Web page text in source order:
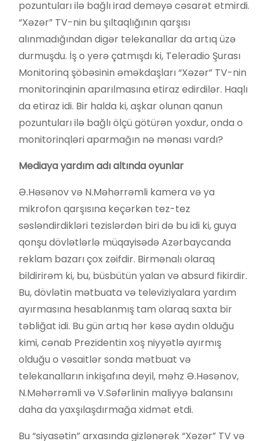
pozuntuları ilə bağlı irad deməyə cəsarət etmirdi.
“Xəzər” TV-nin bu şıltaqlığının qarşısı
alınmadığından digər telekanallar da artıq üzə
durmuşdu. İş o yerə çatmışdı ki, Teleradio Şurası
Monitorinq şöbəsinin əməkdaşları “Xəzər” TV-nin
monitorinqinin aparılmasına etiraz edirdilər. Haqlı
da etiraz idi. Bir halda ki, aşkar olunan qanun
pozuntuları ilə bağlı ölçü götürən yoxdur, onda o
monitorinqləri aparmağın nə mənası vardı?
Mediaya yardım adı altında oyunlar
Ə.Həsənov və N.Məhərrəmli kamera və ya
mikrofon qarşısına keçərkən tez-tez
səsləndirdikləri tezislərdən biri də bu idi ki, guya
qonşu dövlətlərlə müqayisədə Azərbaycanda
reklam bazarı çox zəifdir. Birmənalı olaraq
bildirirəm ki, bu, büsbütün yalan və absurd fikirdir.
Bu, dövlətin mətbuata və televiziyalara yardım
ayırmasına hesablanmış tam olaraq saxta bir
təbliğat idi. Bu gün artıq hər kəsə aydın olduğu
kimi, cənab Prezidentin xoş niyyətlə ayırmış
olduğu o vəsaitlər sonda mətbuat və
telekanalların inkişafına deyil, məhz Ə.Həsənov,
N.Məhərrəmli və V.Səfərlinin maliyyə balansını
daha da yaxşılaşdırmağa xidmət etdi.
Bu “siyasətin” arxasında gizlənərək “Xəzər” TV və